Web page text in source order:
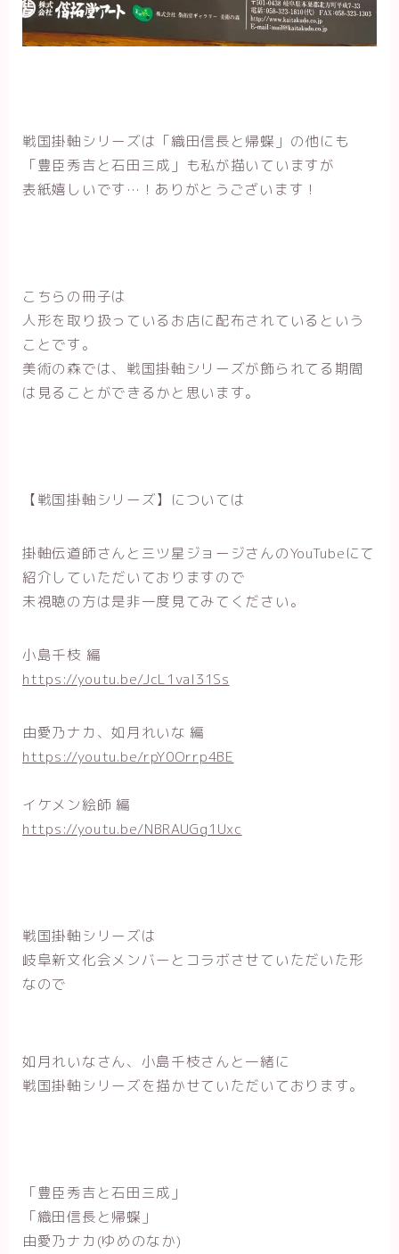
戦国掛軸シリーズは「織田信長と帰蝶」の他にも
「豊臣秀吉と石田三成」も私が描いていますが
表紙嬉しいです…！ありがとうございます！
こちらの冊子は
人形を取り扱っているお店に配布されているという
ことです。
美術の森では、戦国掛軸シリーズが飾られてる期間
は見ることができるかと思います。
【戦国掛軸シリーズ】については
掛軸伝道師さんと三ツ星ジョージさんのYouTubeにて
紹介していただいておりますので
未視聴の方は是非一度見てみてください。
小島千枝 編
https://youtu.be/JcL1vaI31Ss
由愛乃ナカ、如月れいな 編
https://youtu.be/rpY0Orrp4BE
イケメン絵師 編
https://youtu.be/NBRAUGg1Uxc
戦国掛軸シリーズは
岐阜新文化会メンバーとコラボさせていただいた形
なので
如月れいなさん、小島千枝さんと一緒に
戦国掛軸シリーズを描かせていただいております。
「豊臣秀吉と石田三成」
「織田信長と帰蝶」
由愛乃ナカ(ゆめのなか)